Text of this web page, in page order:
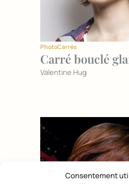
Consentement
PhotoCarrés
Carré bouclé
Valentine Hug